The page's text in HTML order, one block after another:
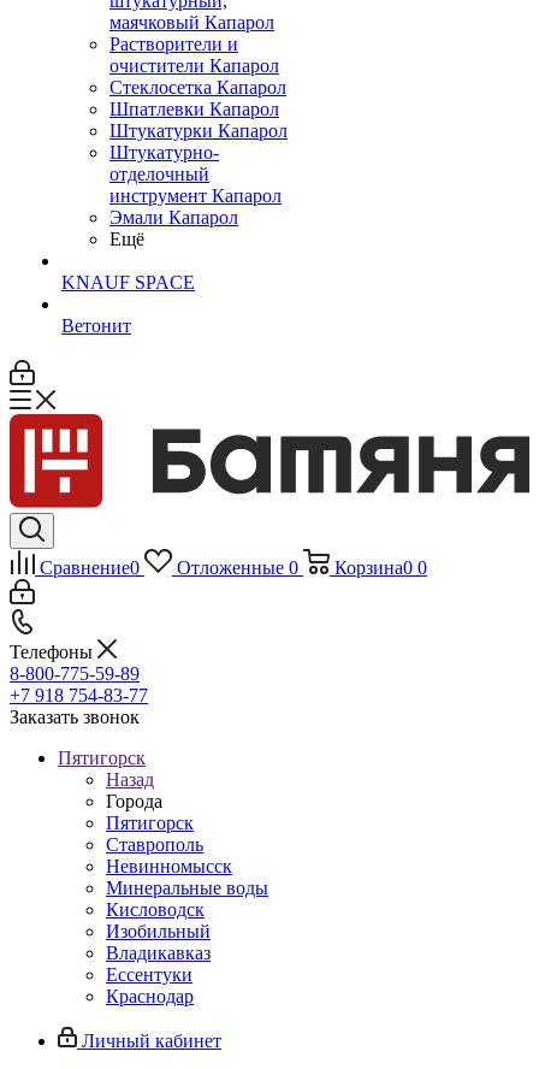
маячковый Капарол
Растворители и
очистители Капарол
Cтеклосетка Капарол
Шпатлевки Капарол
Штукатурки Капарол
Штукатурно-
отделочный
инструмент Капарол
Эмали Капарол
Ещё
KNAUF SPACE
Ветонит
Сравнение0 Отложенные 0 Корзина0 0
Телефоны
8-800-775-59-89
+7 918 754-83-77
Заказать звонок
Пятигорск
Назад
Города
Пятигорск
Ставрополь
Невинномысск
Минеральные воды
Кисловодск
Изобильный
Владикавказ
Ессентуки
Краснодар
Личный кабинет